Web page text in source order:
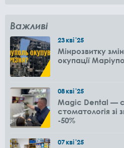
Важливі
23кві'25
Мінрозвитку
окупації
08кві'25
Magic Dental —
стоматологія
-50%
07кві'25